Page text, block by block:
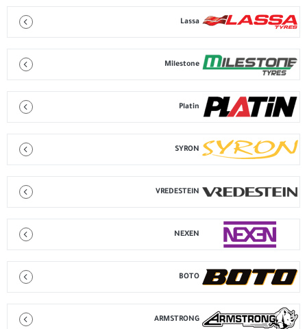
Lassa
Milestone
Platin
SYRON
VREDESTEIN
NEXEN
BOTO
ARMSTRONG